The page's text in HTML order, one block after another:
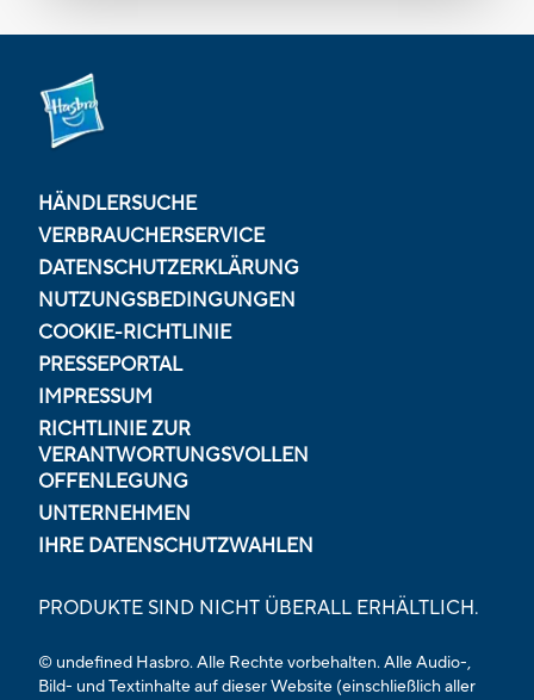
HÄNDLERSUCHE
VERBRAUCHERSERVICE
DATENSCHUTZERKLÄRUNG
NUTZUNGSBEDINGUNGEN
COOKIE-RICHTLINIE
PRESSEPORTAL
IMPRESSUM
RICHTLINIE ZUR
VERANTWORTUNGSVOLLEN
OFFENLEGUNG
UNTERNEHMEN
IHRE DATENSCHUTZWAHLEN
PRODUKTE SIND NICHT ÜBERALL ERHÄLTLICH.
© undefined Hasbro. Alle Rechte vorbehalten. Alle Audio-,
Bild- und Textinhalte auf dieser Website (einschließlich aller